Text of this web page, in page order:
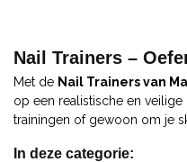
Nail Trainers –
Met de Nail Trainers van
op een realistische en veilige
trainingen of gewoon om je
In deze categorie: